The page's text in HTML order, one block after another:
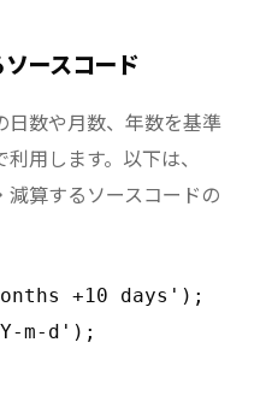
ースコード
日数や月数、年数を基準
用します。以下は、
算するソースコードの
+10 days');
m-d');